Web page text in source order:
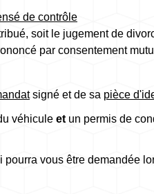
de contrôle
soit le jugement de
par consentement
signé et de sa pièce
véhicule et un permis de
vous être demandée